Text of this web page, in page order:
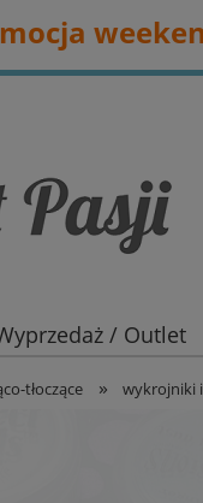
/ Outlet
tłoczące » wykrojniki